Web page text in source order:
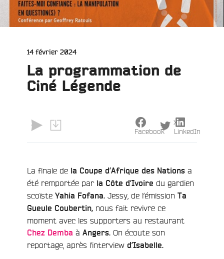
Publié
14 février 2024
La programmation de
Ciné Légende
La finale de la Coupe d’Afrique des Nations a
été remportée par la Côte d’Ivoire du gardien
scoïste Yahia Fofana. Jessy, de l’émission Ta
Gueule Coubertin, nous fait revivre ce
moment avec les supporters au restaurant
Chez Demba à Angers. On écoute son
reportage, après l’interview d’Isabelle.
Facebook
X
LinkedIn